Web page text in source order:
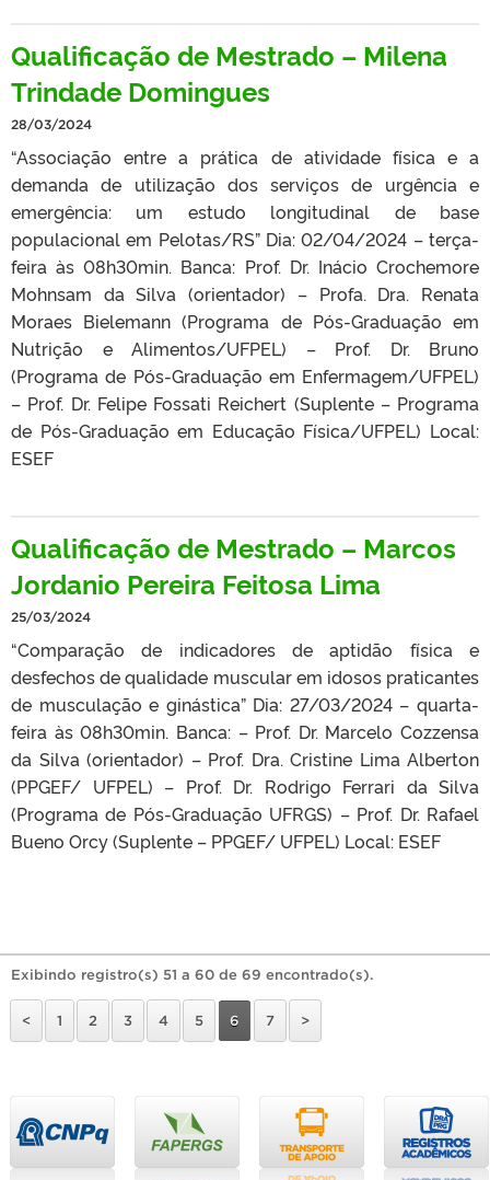
Qualificação de Mestrado – Milena
Trindade Domingues
28/03/2024
“Associação entre a prática de atividade física e a
demanda de utilização dos serviços de urgência e
emergência: um estudo longitudinal de base
populacional em Pelotas/RS” Dia: 02/04/2024 – terça-
feira às 08h30min. Banca: Prof. Dr. Inácio Crochemore
Mohnsam da Silva (orientador) – Profa. Dra. Renata
Moraes Bielemann (Programa de Pós-Graduação em
Nutrição e Alimentos/UFPEL) – Prof. Dr. Bruno
(Programa de Pós-Graduação em Enfermagem/UFPEL)
– Prof. Dr. Felipe Fossati Reichert (Suplente – Programa
de Pós-Graduação em Educação Física/UFPEL) Local:
ESEF
Qualificação de Mestrado – Marcos
Jordanio Pereira Feitosa Lima
25/03/2024
“Comparação de indicadores de aptidão física e
desfechos de qualidade muscular em idosos praticantes
de musculação e ginástica” Dia: 27/03/2024 – quarta-
feira às 08h30min. Banca: – Prof. Dr. Marcelo Cozzensa
da Silva (orientador) – Prof. Dra. Cristine Lima Alberton
(PPGEF/ UFPEL) – Prof. Dr. Rodrigo Ferrari da Silva
(Programa de Pós-Graduação UFRGS) – Prof. Dr. Rafael
Bueno Orcy (Suplente – PPGEF/ UFPEL) Local: ESEF
Exibindo registro(s) 51 a 60 de 69 encontrado(s).
< 1 2 3 4 5 6 7 >